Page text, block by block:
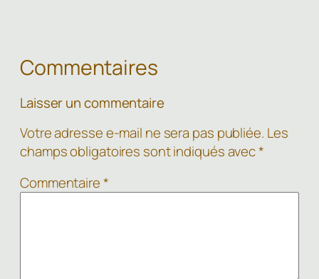
Commentaires
Laisser un commentaire
Votre adresse e-mail ne sera pas publiée. Les
champs obligatoires sont indiqués avec*
Commentaire*